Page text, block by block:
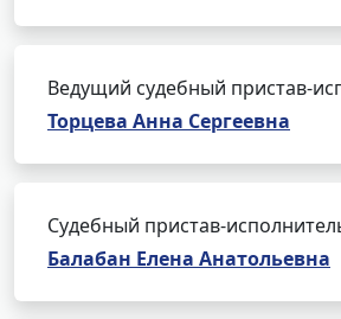
Ведущий судебный пристав-
Торцева Анна Сергеевна
Судебный пристав-
Балабан Елена Анатольевна